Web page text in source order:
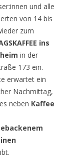
und alle
von 14 bis
zum
ins
in der
173 ein.
erwartet ein
Nachmittag,
neben Kaffee